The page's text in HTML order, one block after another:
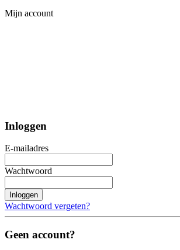
Mijn account
Inloggen
E-mailadres
Wachtwoord
Inloggen
Wachtwoord vergeten?
Geen account?